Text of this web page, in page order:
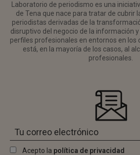
Laboratorio de periodismo es una
de Tena que nace para tratar de cubrir
periodistas derivadas de la
disruptivo del negocio de la información
perfiles profesionales en entornos en los
está, en la mayoría de los casos, al
profesionales.
Acepto la política de privacidad